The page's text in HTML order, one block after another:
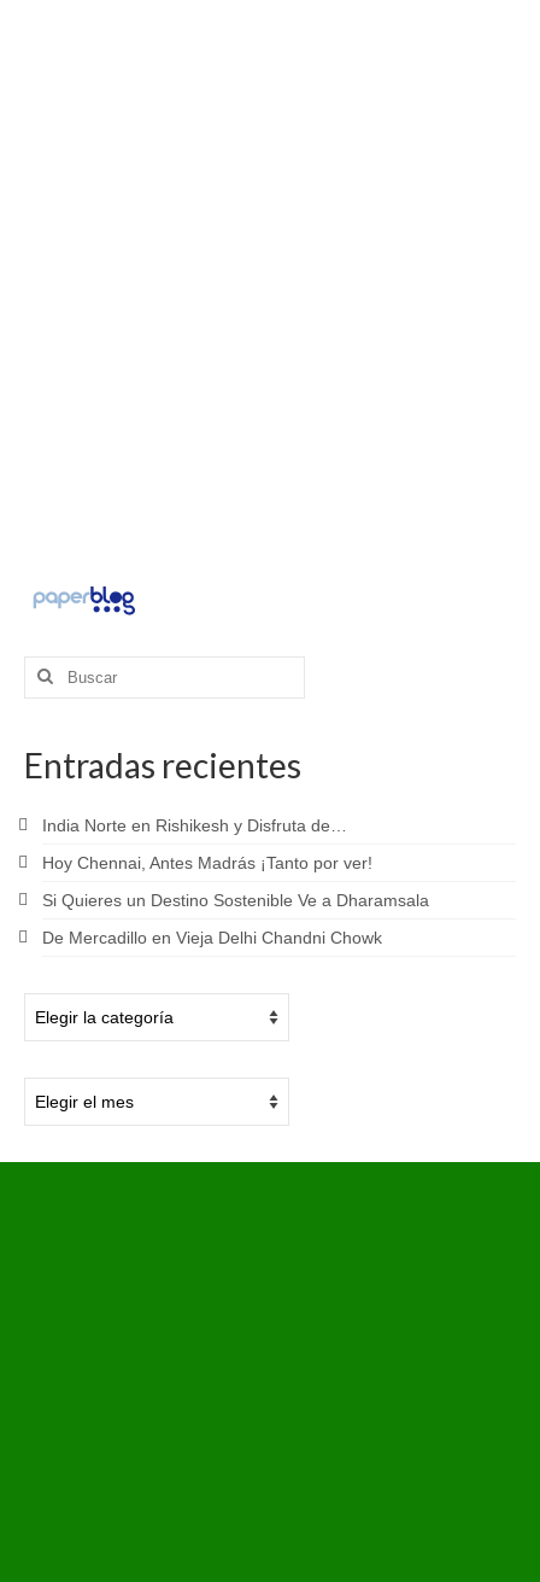
Buscar
Entradas recientes
India Norte en Rishikesh y Disfruta de…
Hoy Chennai, Antes Madrás ¡Tanto por ver!
Si Quieres un Destino Sostenible Ve a Dharamsala
De Mercadillo en Vieja Delhi Chandni Chowk